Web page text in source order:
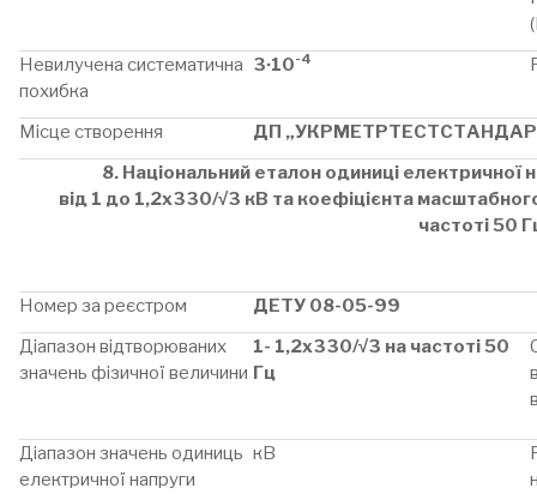
Невилучена систематична
похибка
3·10-4
Місце створення
ДП
8. Національний еталон одиниці електричної
від 1 до 1,2х330/√3 кВ та коефіцієнта
частоті 50
Номер за реєстром
ДЕТУ 08-05-99
Діапазон відтворюваних
значень фізичної величини
1- 1,2х330/√3 на частоті 50
Гц
Діапазон значень одиниць
електричної напруги
кВ